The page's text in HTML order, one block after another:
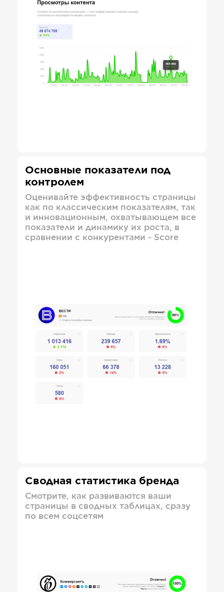
Основные показатели под
контролем
Оценивайте эффективность страницы
как по классическим показателям, так
и инновационным, охватывающем все
показатели и динамику их роста, в
сравнении с конкурентами - Score
Сводная статистика бренда
Смотрите, как развиваются ваши
страницы в сводных таблицах, сразу
по всем соцсетям